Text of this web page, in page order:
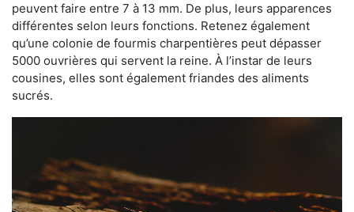
peuvent faire entre 7 à 13 mm. De plus, leurs apparences
différentes selon leurs fonctions. Retenez également
qu’une colonie de fourmis charpentières peut dépasser
5000 ouvrières qui servent la reine. À l’instar de leurs
cousines, elles sont également friandes des aliments
sucrés.